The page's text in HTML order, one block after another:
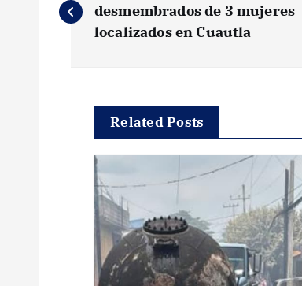
a
desmembrados de 3 mujeres
localizados en Cuautla
Related Posts